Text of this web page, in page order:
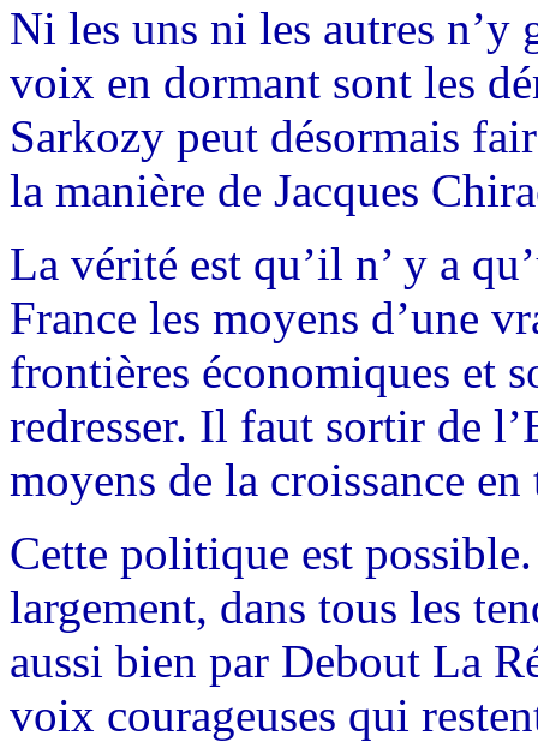
Ni les uns ni les autres n’y
voix en dormant sont les
Sarkozy peut désormais
la manière de Jacques
La vérité est qu’il n’ y a
France les moyens d’une
frontières économiques et
redresser. Il faut sortir de
moyens de la croissance
Cette politique est
largement, dans tous les
aussi bien par Debout La
voix courageuses qui